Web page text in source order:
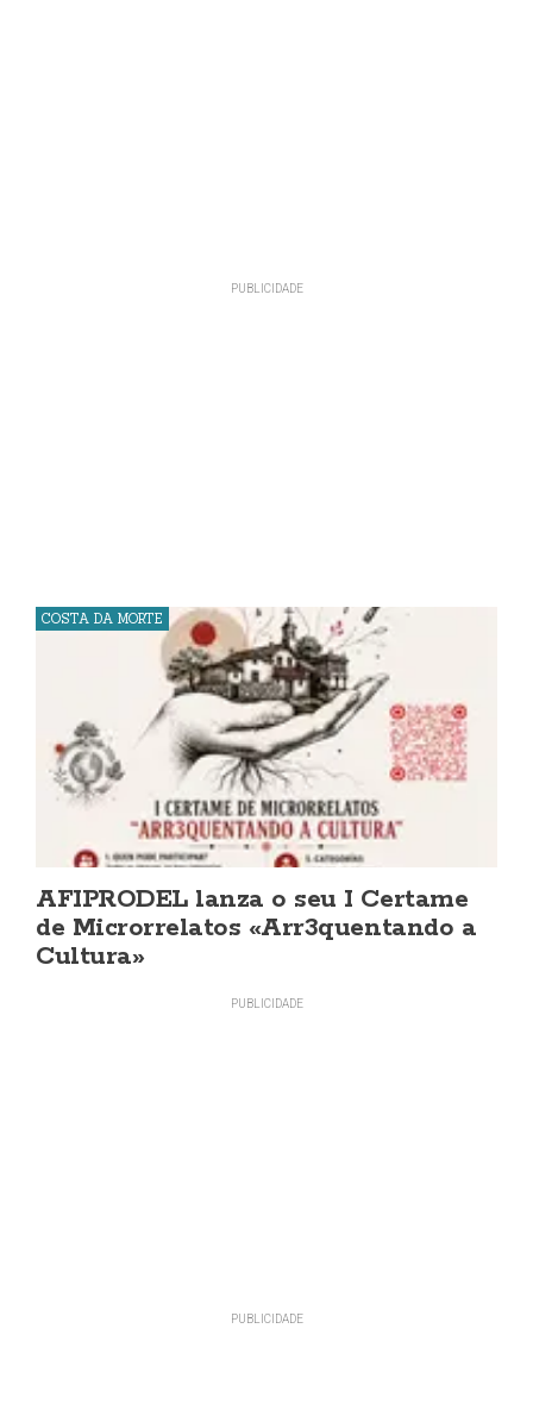
COSTA DA MORTE
AFIPRODEL lanza o seu I Certame
de Microrrelatos «Arr3quentando a
Cultura»